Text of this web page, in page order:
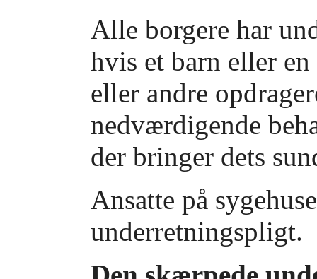
Alle borgere har
hvis et barn eller
eller andre
nedværdigende
der bringer dets
Ansatte på
underretningspligt.